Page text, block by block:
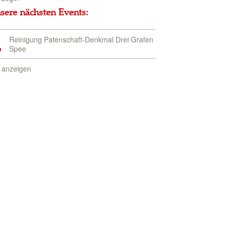
nächsten Events:
Reinigung Patenschaft-Denkmal Drei Grafen
Spee